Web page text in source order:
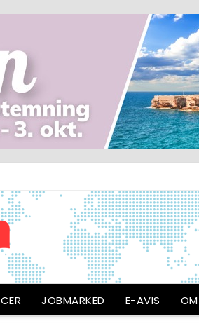
JOBMARKED E-AVIS